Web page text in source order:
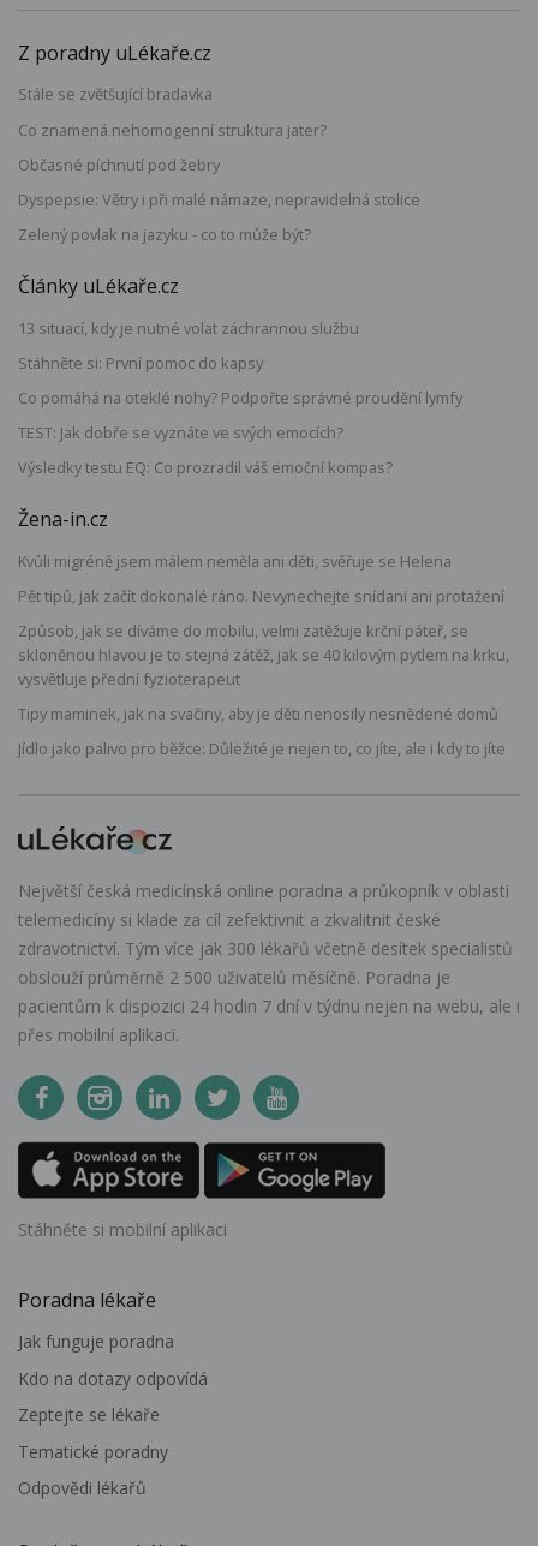
Z poradny uLékaře.cz
Stále se zvětšující bradavka
Co znamená nehomogenní struktura jater?
Občasné píchnutí pod žebry
Dyspepsie: Větry i při malé námaze, nepravidelná stolice
Zelený povlak na jazyku - co to může být?
Články uLékaře.cz
13 situací, kdy je nutné volat záchrannou službu
Stáhněte si: První pomoc do kapsy
Co pomáhá na oteklé nohy? Podpořte správné proudění lymfy
TEST: Jak dobře se vyznáte ve svých emocích?
Výsledky testu EQ: Co prozradil váš emoční kompas?
Žena-in.cz
Kvůli migréně jsem málem neměla ani děti, svěřuje se Helena
Pět tipů, jak začít dokonalé ráno. Nevynechejte snídani ani protažení
Způsob, jak se díváme do mobilu, velmi zatěžuje krční páteř, se
skloněnou hlavou je to stejná zátěž, jak se 40 kilovým pytlem na krku,
vysvětluje přední fyzioterapeut
Tipy maminek, jak na svačiny, aby je děti nenosily nesnědené domů
Jídlo jako palivo pro běžce: Důležité je nejen to, co jíte, ale i kdy to jíte
Největší česká medicínská online poradna a průkopník v oblasti
telemedicíny si klade za cíl zefektivnit a zkvalitnit české
zdravotnictví. Tým více jak 300 lékařů včetně desítek specialistů
obslouží průměrně 2 500 uživatelů měsíčně. Poradna je
pacientům k dispozici 24 hodin 7 dní v týdnu nejen na webu, ale i
přes mobilní aplikaci.
Stáhněte si mobilní aplikaci
Poradna lékaře
Jak funguje poradna
Kdo na dotazy odpovídá
Zeptejte se lékaře
Tematické poradny
Odpovědi lékařů